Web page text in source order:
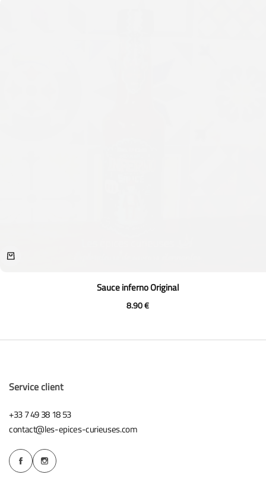
Sauce inferno Original
8.90€
Service client
+33 7 49 38 18 53
contact@les-epices-curieuses.com